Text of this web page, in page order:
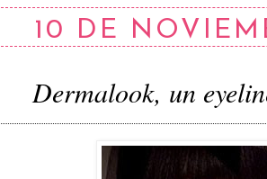
10 DE
Dermalook, un